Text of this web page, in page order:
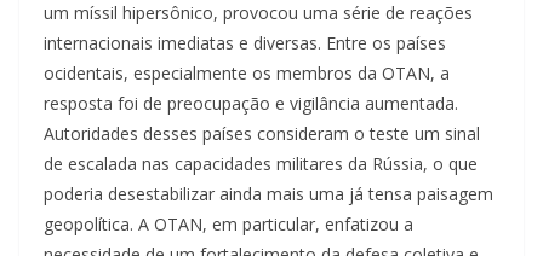
um míssil hipersônico, provocou uma série de reações
internacionais imediatas e diversas. Entre os países
ocidentais, especialmente os membros da OTAN, a
resposta foi de preocupação e vigilância aumentada.
Autoridades desses países consideram o teste um sinal
de escalada nas capacidades militares da Rússia, o que
poderia desestabilizar ainda mais uma já tensa paisagem
geopolítica. A OTAN, em particular, enfatizou a